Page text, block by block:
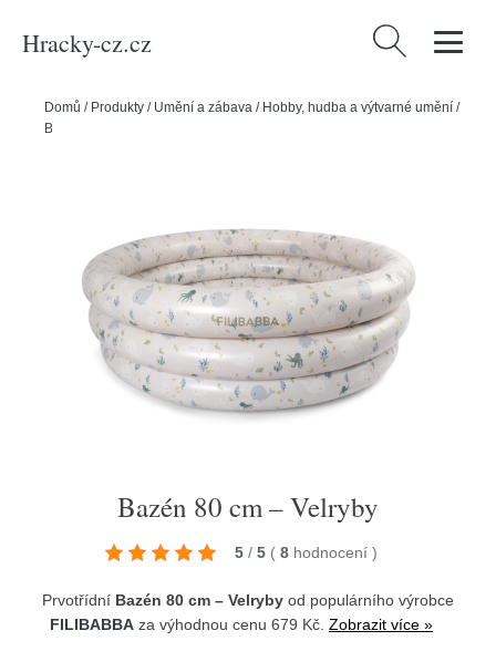
Hracky-cz.cz Vyhledávání
Domů / Produkty / Umění a zábava / Hobby, hudba a výtvarné umění /
Bazén 80 cm – Velryby
Bazén 80 cm – Velryby
5 / 5 ( 8 hodnocení )
Prvotřídní Bazén 80 cm – Velryby od populárního výrobce
FILIBABBA za výhodnou cenu 679 Kč. Zobrazit více »